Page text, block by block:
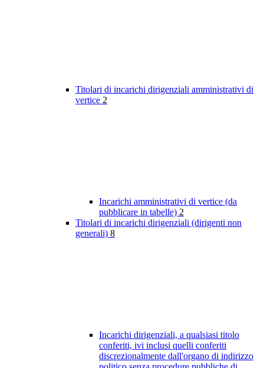
Titolari di incarichi dirigenziali amministrativi di
vertice 2
Incarichi amministrativi di vertice (da
pubblicare in tabelle) 2
Titolari di incarichi dirigenziali (dirigenti non
generali) 8
Incarichi dirigenziali, a qualsiasi titolo
conferiti, ivi inclusi quelli conferiti
discrezionalmente dall'organo di indirizzo